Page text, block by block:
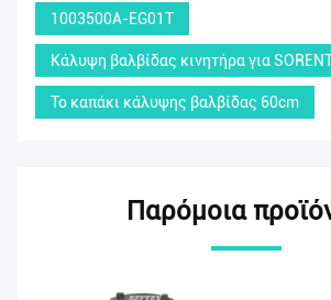
Τελωνειακός φόρος: ο
είναι η επιπλέον χρέωση που
για το ποσό των τελωνειακών
1003500A-EG01T
Κάλυψη βαλβίδας κινητήρα για
Το καπάκι κάλυψης βαλβίδας 60cm
Παρόμοια